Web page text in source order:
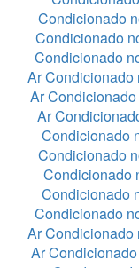
Condicionado
Condicionado
Condicionado
Ar Condicionado
Ar
Ar
Condicionado
Condicionado
Condicionado
Condicionado
Condicionado
Ar Condicionado
Ar